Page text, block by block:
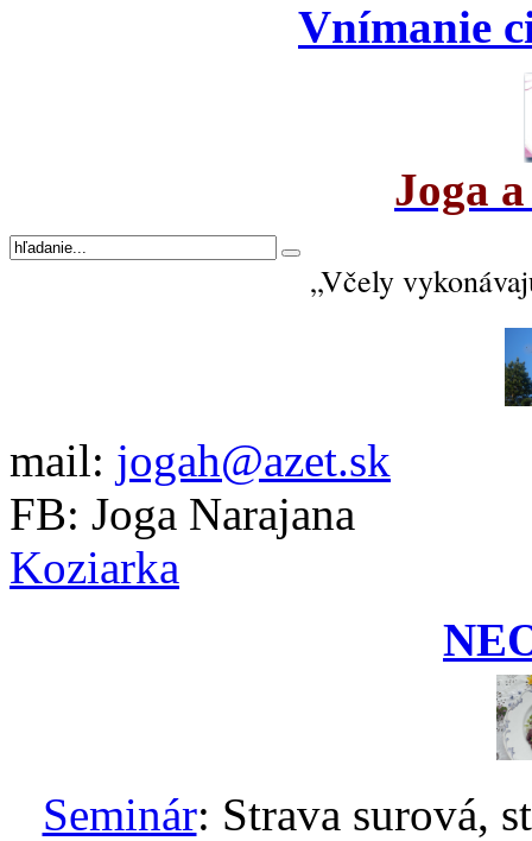
Vnímanie
Joga
„Včely
mail: jogah@azet.sk
FB: Joga Narajana
Koziarka
Seminár: Strava surová,